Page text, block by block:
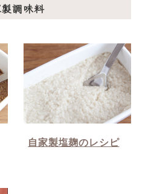
調味料
自家製塩麹のレシピ